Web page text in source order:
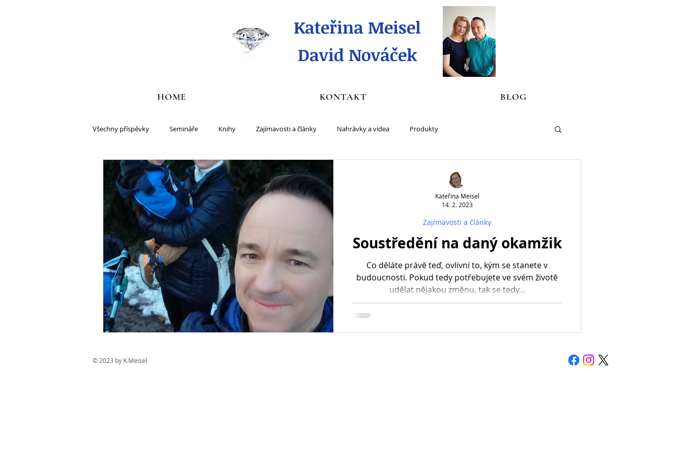
Kateřina Meisel
David Nováček
HOME KONTAKT BLOG
Všechny příspěvky Semináře Knihy Zajímavosti a články Nahrávky a videa Produkty
Soustředění na daný okamžik
Co děláte právě teď, ovlivní to, kým se stanete v
budoucnosti. Pokud tedy potřebujete ve svém životě
udělat nějakou změnu, tak se tedy...
Zajímavosti a články
Kateřina Meisel
14. 2. 2023
© 2023 by K.Meisel